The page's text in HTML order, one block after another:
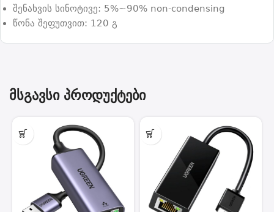
შენახვის სინოტივე: 5%~90% non-condensing
წონა შეფუთვით: 120 გ
მსგავსი პროდუქტები